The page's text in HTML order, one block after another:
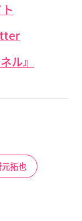
ル』
拓也